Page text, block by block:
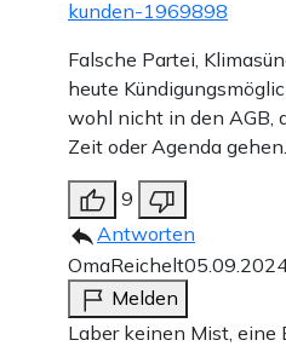
kunden-1969898
Falsche Partei,
heute
wohl nicht in den AGB,
Zeit oder Agenda gehen.
9
Antworten
OmaReichelt
Melden
Laber keinen Mist, eine